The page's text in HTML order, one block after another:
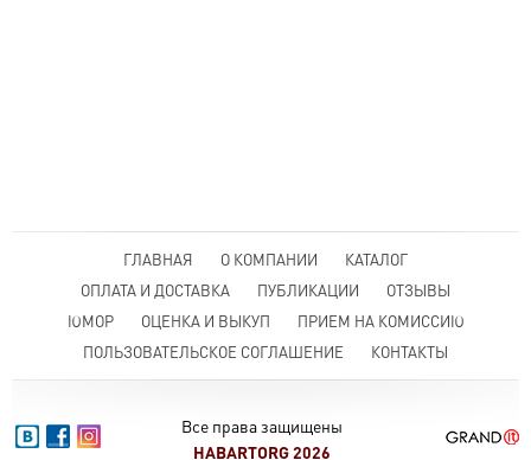
ГЛАВНАЯ О КОМПАНИИ
КАТАЛОГ
ОПЛАТА И ДОСТАВКА
ПУБЛИКАЦИИ
ОТЗЫВЫ
ЮМОР
ОЦЕНКА И ВЫКУП
ПРИЕМ НА КОМИССИЮ
ПОЛЬЗОВАТЕЛЬСКОЕ СОГЛАШЕНИЕ
КОНТАКТЫ
Все права защищены
HABARTORG 2026